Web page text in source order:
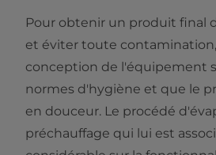
Pour obtenir un produit final
et éviter toute
conception de l'équipement
normes d'hygiène et que le
en douceur. Le procédé
préchauffage qui lui est